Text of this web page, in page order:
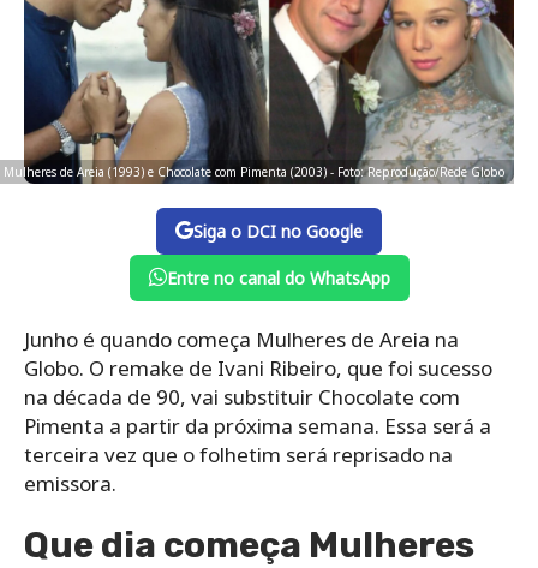
Mulheres de Areia (1993) e Chocolate com Pimenta (2003) - Foto: Reprodução/Rede Globo
Siga o DCI no Google
Entre no canal do WhatsApp
Junho é quando começa Mulheres de Areia na
Globo. O remake de Ivani Ribeiro, que foi sucesso
na década de 90, vai substituir Chocolate com
Pimenta a partir da próxima semana. Essa será a
terceira vez que o folhetim será reprisado na
emissora.
Que dia começa Mulheres